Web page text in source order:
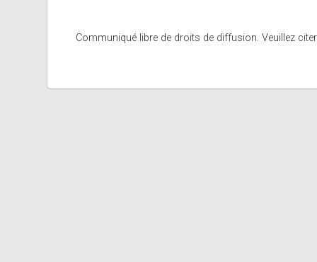
Communiqué libre de droits de diffusion. Veuillez